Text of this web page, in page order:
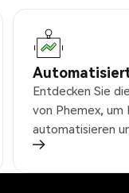
Entdecken Sie
von Phemex, um
automatisieren